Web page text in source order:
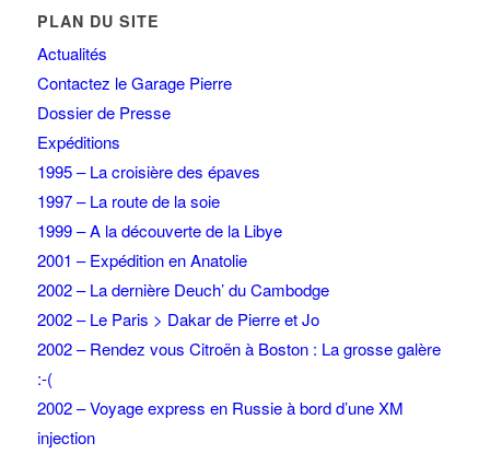
PLAN DU SITE
Actualités
Contactez le Garage Pierre
Dossier de Presse
Expéditions
1995 – La croisière des épaves
1997 – La route de la soie
1999 – A la découverte de la Libye
2001 – Expédition en Anatolie
2002 – La dernière Deuch’ du Cambodge
2002 – Le Paris > Dakar de Pierre et Jo
2002 – Rendez vous Citroën à Boston : La grosse galère
:-(
2002 – Voyage express en Russie à bord d’une XM
injection